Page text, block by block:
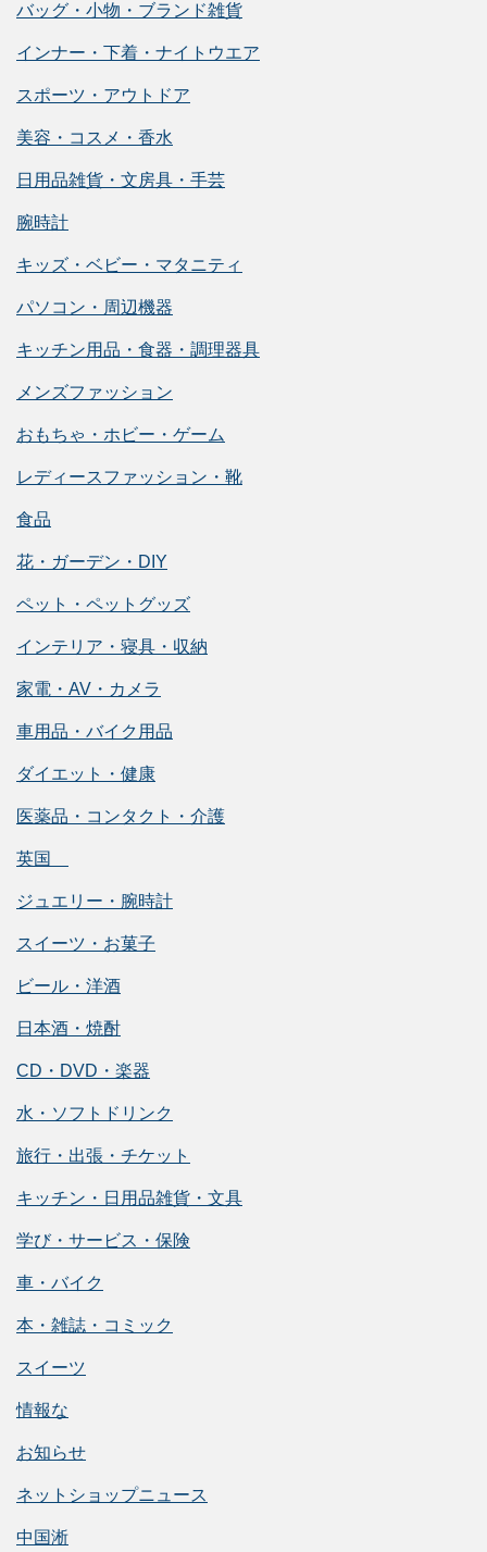
バッグ・小物・ブランド雑貨
インナー・下着・ナイトウエア
スポーツ・アウトドア
美容・コスメ・香水
日用品雑貨・文房具・手芸
腕時計
キッズ・ベビー・マタニティ
パソコン・周辺機器
キッチン用品・食器・調理器具
メンズファッション
おもちゃ・ホビー・ゲーム
レディースファッション・靴
食品
花・ガーデン・DIY
ペット・ペットグッズ
インテリア・寝具・収納
家電・AV・カメラ
車用品・バイク用品
ダイエット・健康
医薬品・コンタクト・介護
英国
ジュエリー・腕時計
スイーツ・お菓子
ビール・洋酒
日本酒・焼酎
CD・DVD・楽器
水・ソフトドリンク
旅行・出張・チケット
キッチン・日用品雑貨・文具
学び・サービス・保険
車・バイク
本・雑誌・コミック
スイーツ
情報な
お知らせ
ネットショップニュース
中国淅